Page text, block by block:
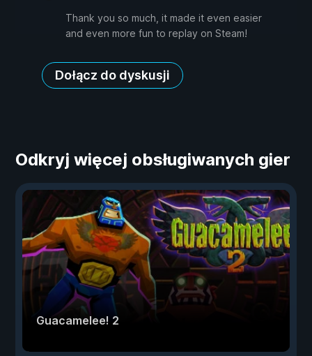
Thank you so much, it made it even easier
and even more fun to replay on Steam!
Dołącz do dyskusji
Odkryj więcej obsługiwanych gier
Guacamelee! 2